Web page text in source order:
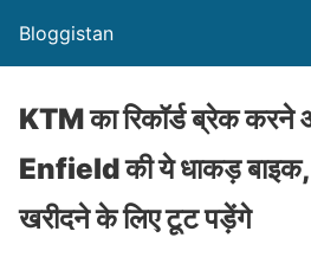
Bloggistan
KTM का रिकॉर्ड ब्रेक
Enfield की ये धाकड़
खरीदने के लिए टूट पड़ेंगे